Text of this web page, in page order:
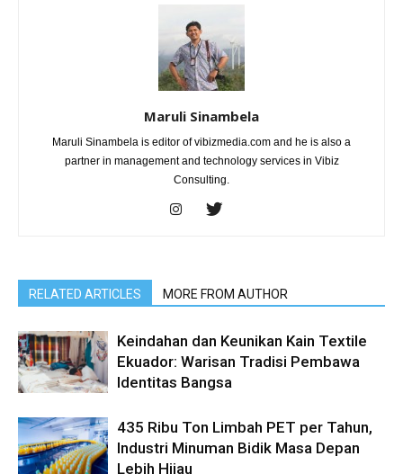
Maruli Sinambela
Maruli Sinambela is editor of vibizmedia.com and he is also a
partner in management and technology services in Vibiz
Consulting.
RELATED ARTICLES MORE FROM AUTHOR
Keindahan dan Keunikan Kain Textile
Ekuador: Warisan Tradisi Pembawa
Identitas Bangsa
435 Ribu Ton Limbah PET per Tahun,
Industri Minuman Bidik Masa Depan
Lebih Hijau